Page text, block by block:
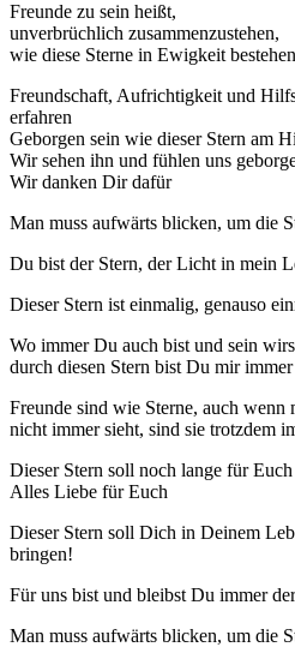
Freunde zu sein heißt,
unverbrüchlich zusammenzustehen,
wie diese Sterne in Ewigkeit
Freundschaft, Aufrichtigkeit und
erfahren
Geborgen sein wie dieser Stern am
Wir sehen ihn und fühlen uns
Wir danken Dir dafür
Man muss aufwärts blicken, um die
Du bist der Stern, der Licht in mein
Dieser Stern ist einmalig, genauso
Wo immer Du auch bist und sein
durch diesen Stern bist Du mir
Freunde sind wie Sterne, auch wenn
nicht immer sieht, sind sie trotzdem
Dieser Stern soll noch lange für
Alles Liebe für Euch
Dieser Stern soll Dich in Deinem
bringen!
Für uns bist und bleibst Du immer
Man muss aufwärts blicken, um die